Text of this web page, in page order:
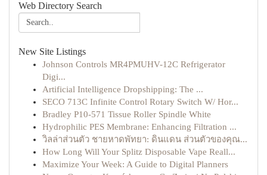
Web Directory Search
New Site Listings
Johnson Controls MR4PMUHV-12C Refrigerator
Digi...
Artificial Intelligence Dropshipping: The ...
SECO 713C Infinite Control Rotary Switch W/ Hor...
Bradley P10-571 Tissue Roller Spindle White
Hydrophilic PES Membrane: Enhancing Filtration ...
วิลล่าส่วนตัว ชายหาดพัทยา: ดินแดน ส่วนตัวของคุณ...
How Long Will Your Splitz Disposable Vape Reall...
Maximize Your Week: A Guide to Digital Planners